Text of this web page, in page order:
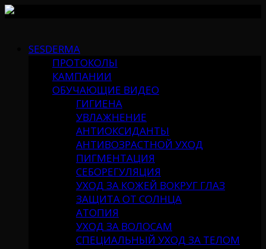
contentSESDERMA
ПРОТОКОЛЫ
КАМПАНИИ
ОБУЧАЮЩИЕ ВИДЕО
ГИГИЕНА
УВЛАЖНЕНИЕ
АНТИОКСИДАНТЫ
АНТИВОЗРАСТНОЙ УХОД
ПИГМЕНТАЦИЯ
СЕБОРЕГУЛЯЦИЯ
УХОД ЗА КОЖЕЙ ВОКРУГ ГЛАЗ
ЗАЩИТА ОТ СОЛНЦА
АТОПИЯ
УХОД ЗА ВОЛОСАМ
СПЕЦИАЛЬНЫЙ УХОД ЗА ТЕЛОМ